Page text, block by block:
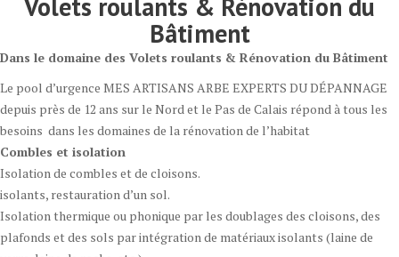
Volets roulants & Rénovation du
Bâtiment
Dans le domaine des Volets roulants & Rénovation du Bâtiment
Le pool d’urgence MES ARTISANS ARBE EXPERTS DU DÉPANNAGE
depuis près de 12 ans sur le Nord et le Pas de Calais répond à tous les
besoins dans les domaines de la rénovation de l’habitat
Combles et isolation
Isolation de combles et de cloisons.
isolants, restauration d’un sol.
Isolation thermique ou phonique par les doublages des cloisons, des
plafonds et des sols par intégration de matériaux isolants (laine de